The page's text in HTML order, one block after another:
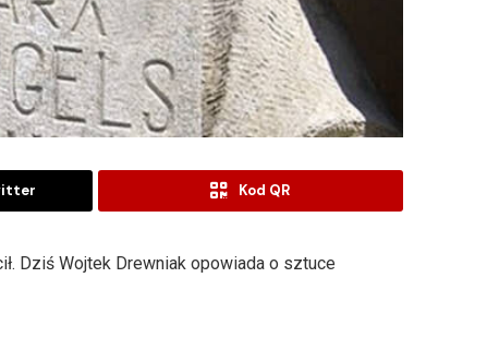
Kod QR
Dziś Wojtek Drewniak opowiada o sztuce